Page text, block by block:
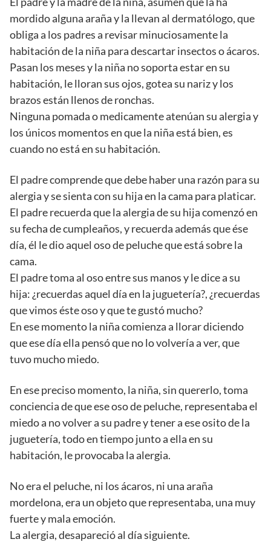
mordido alguna araña y la llevan al dermatólogo, que
obliga a los padres a revisar minuciosamente la
habitación de la niña para descartar insectos o ácaros.
Pasan los meses y la niña no soporta estar en su
habitación, le lloran sus ojos, gotea su nariz y los
brazos están llenos de ronchas.
Ninguna pomada o medicamente atenúan su alergia y
los únicos momentos en que la niña está bien, es
cuando no está en su habitación.
El padre comprende que debe haber una razón para su
alergia y se sienta con su hija en la cama para platicar.
El padre recuerda que la alergia de su hija comenzó en
su fecha de cumpleaños, y recuerda además que ése
día, él le dio aquel oso de peluche que está sobre la
cama.
El padre toma al oso entre sus manos y le dice a su
hija: ¿recuerdas aquel día en la juguetería?, ¿recuerdas
que vimos éste oso y que te gustó mucho?
En ese momento la niña comienza a llorar diciendo
que ese día ella pensó que no lo volvería a ver, que
tuvo mucho miedo.
En ese preciso momento, la niña, sin quererlo, toma
conciencia de que ese oso de peluche, representaba el
miedo a no volver a su padre y tener a ese osito de la
juguetería, todo en tiempo junto a ella en su
habitación, le provocaba la alergia.
No era el peluche, ni los ácaros, ni una araña
mordelona, era un objeto que representaba, una muy
fuerte y mala emoción.
La alergia, desapareció al día siguiente.